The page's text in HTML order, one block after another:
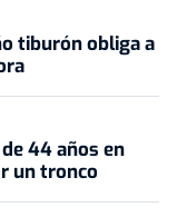
tiburón obliga a
44 años en
un tronco